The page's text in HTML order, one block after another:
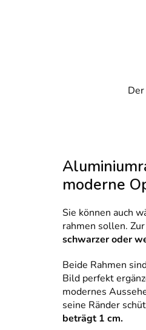
moderne
Sie können auch
rahmen sollen.
schwarzer oder
Beide Rahmen
Bild perfekt
modernes
seine Ränder
beträgt 1 cm.